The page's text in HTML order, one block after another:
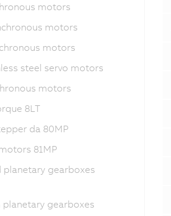
motors
motors
motors
steel servo motors
motors
8LT
da 80MP
81MP
planetary gearboxes
planetary gearboxes